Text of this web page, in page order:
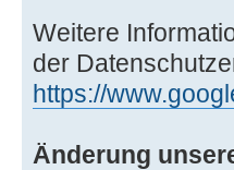
Weitere
der
https://
Änderung